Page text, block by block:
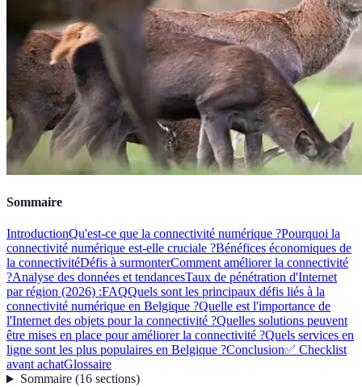
Sommaire
IntroductionQu'est-ce que la connectivité numérique ?Pourquoi la
connectivité numérique est-elle cruciale ?Bénéfices économiques de
la connectivitéDéfis à surmonterComment améliorer la connectivité
?Analyse des données et tendancesTaux de pénétration d'Internet
par région (2026) :FAQQuels sont les principaux défis liés à la
connectivité numérique en Belgique ?Quelle est l'importance de
l'Internet des objets pour la connectivité ?Quelles solutions peuvent
être mises en place pour améliorer la connectivité ?Quels services en
ligne sont les plus populaires en Belgique ?Conclusion✅ Checklist
avant achatGlossaire
Sommaire(16 sections)